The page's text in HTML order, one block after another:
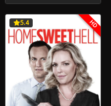
5.4 HD